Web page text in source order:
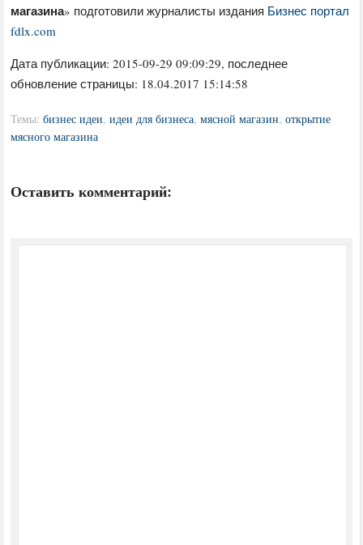
магазина» подготовили журналисты издания Бизнес портал
fdlx.com
Дата публикации:2015-09-29 09:09:29, последнее
обновление страницы: 18.04.2017 15:14:58
Темы:бизнес идеи,идеи для бизнеса,мясной магазин,открытие
мясного магазина
Оставить комментарий: